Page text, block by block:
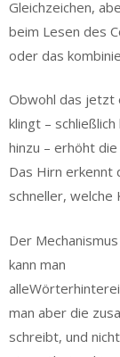
Gleichzeichen,
beim Lesen des
oder das
Obwohl das jetzt
klingt –
hinzu – erhöht
Das Hirn erkennt
schneller, welche
Der
kann man
man aber die
schreibt, und